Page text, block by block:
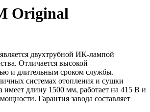
Original
двухтрубной ИК-лампой
Отличается высокой
и длительным сроком службы.
системах отопления и сушки
длину 1500 мм, работает на 415 В и
Гарантия завода составляет